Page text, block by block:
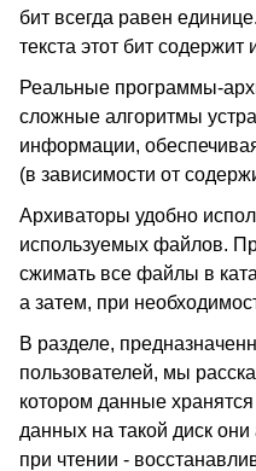
бит всегда равен
текста этот бит
Реальные программы-
сложные алгоритмы
информации,
(в зависимости от
Архиваторы удобно
используемых файлов.
сжимать все файлы в
а затем, при
В разделе,
пользователей, мы
котором данные
данных на такой диск
при чтении -